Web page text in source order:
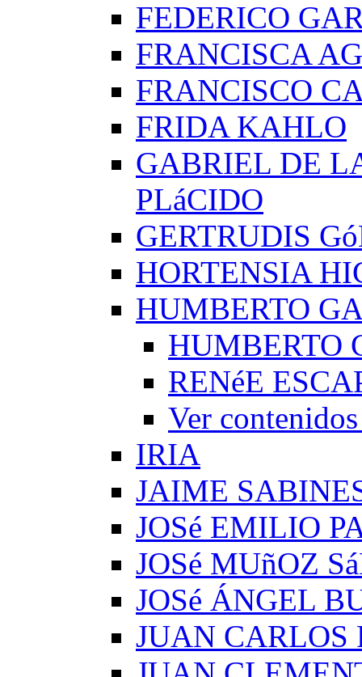
FEDERICO
FRANCISCA
FRANCISCO
FRIDA KAHLO
GABRIEL DE
PLáCIDO
GERTRUDIS
HORTENSIA
HUMBERTO
HUMBERTO
RENéE
Ver
IRIA
JAIME
JOSé EMILIO
JOSé MUñOZ
JOSé ÁNGEL
JUAN CARLOS